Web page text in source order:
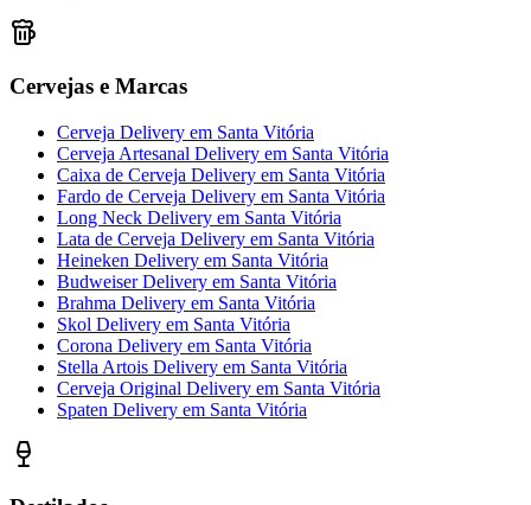
Cervejas e Marcas
Cerveja Delivery em Santa Vitória
Cerveja Artesanal Delivery em Santa Vitória
Caixa de Cerveja Delivery em Santa Vitória
Fardo de Cerveja Delivery em Santa Vitória
Long Neck Delivery em Santa Vitória
Lata de Cerveja Delivery em Santa Vitória
Heineken Delivery em Santa Vitória
Budweiser Delivery em Santa Vitória
Brahma Delivery em Santa Vitória
Skol Delivery em Santa Vitória
Corona Delivery em Santa Vitória
Stella Artois Delivery em Santa Vitória
Cerveja Original Delivery em Santa Vitória
Spaten Delivery em Santa Vitória